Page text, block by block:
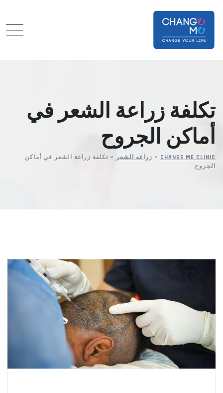
content
تكلفة زراعة الشعر في
أماكن الجروح
CHANGE ME CLINIC
> زراعه الشعر > تكلفة زراعة الشعر في أماكن
الجروح